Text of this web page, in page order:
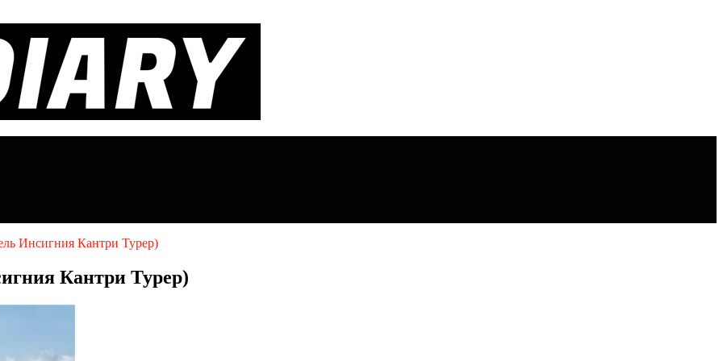
Инсигния Кантри Турер)
Кантри Турер)